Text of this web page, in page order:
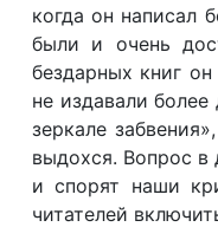
когда он написал
были и очень
бездарных книг
не издавали
зеркале
выдохся. Вопрос в
и спорят наши
читателей